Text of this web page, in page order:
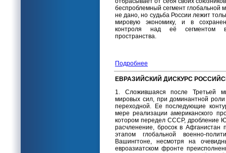
беспроблемный сегмент глобальной
не дано, но судьба России лежит
мировую экономику, и в
контроля над её сегментом в
пространства.
Подробнее
ЕВРАЗИЙСКИЙ ДИСКУРС
1. Сложившаяся после Третьей
мировых сил, при доминантной
переходной. Ее последующие
мере реализации американского
котором передел СССР, дробление
расчленение, бросок в Афганистан
этапом глобальной военно-
Вашингтоне, несмотря на
евроазиатском фронте